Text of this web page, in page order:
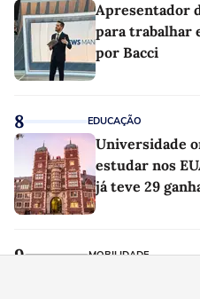
Apresentador
para trabalhar
por Bacci
8 EDUCAÇÃO
Universidade
estudar nos
já teve 29
9 MOBILIDADE